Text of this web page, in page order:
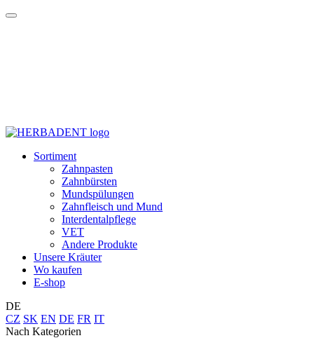
Sortiment
Zahnpasten
Zahnbürsten
Mundspülungen
Zahnfleisch und Mund
Interdentalpflege
VET
Andere Produkte
Unsere Kräuter
Wo kaufen
E-shop
DE
CZ SK EN DE FR IT
Nach Kategorien